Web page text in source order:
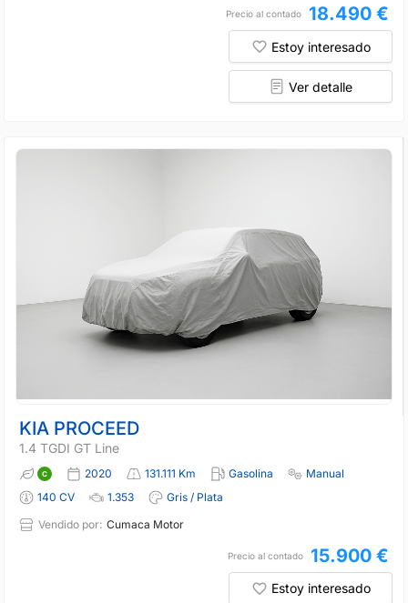
Precio al contado 18.490 €
Estoy interesado
Ver detalle
KIA PROCEED
1.4 TGDI GT Line
2020 131.111 Km Gasolina
Manual
140 CV
1.353
Gris / Plata
Vendido por: Cumaca Motor
Precio al contado 15.900 €
Estoy interesado